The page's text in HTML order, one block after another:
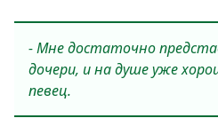
- Мне достаточно
дочери, и на душе уже
певец.